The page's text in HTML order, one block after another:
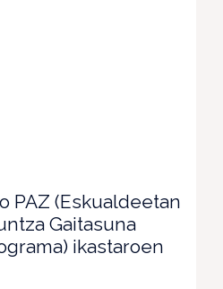
PAZ (Eskualdeetan
Gaitasuna
ikastaroen